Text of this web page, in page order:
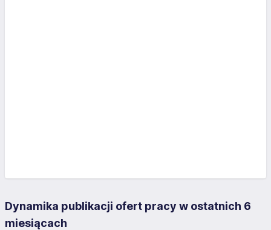
Dynamika publikacji ofert pracy w ostatnich 6
miesiącach